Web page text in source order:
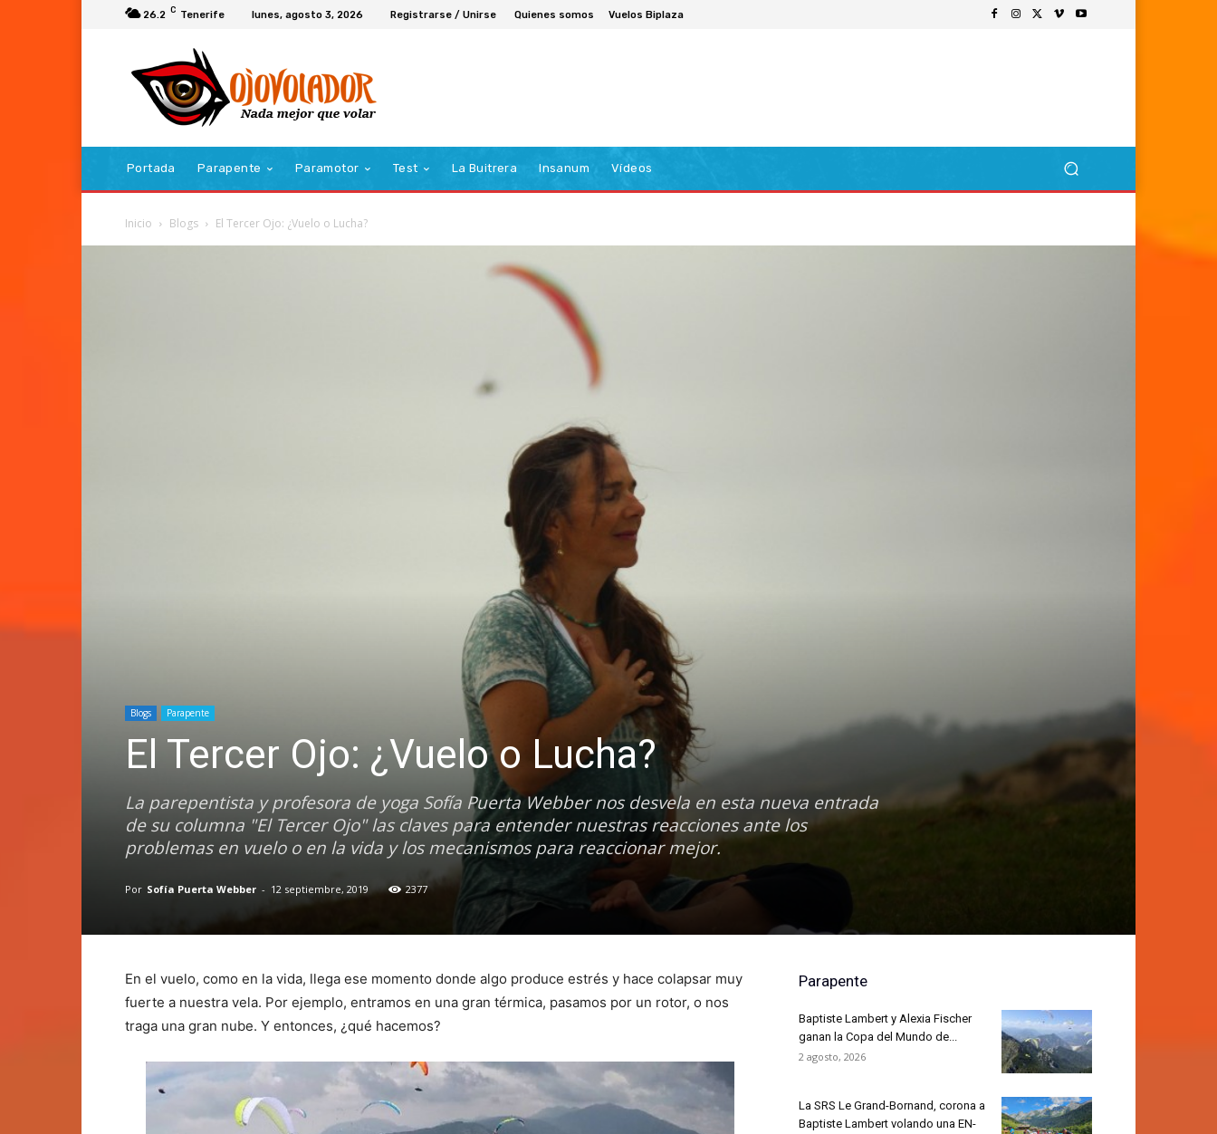
26.2 C Tenerife lunes, agosto 3, 2026 Registrarse / Unirse Quienes somos Vuelos Biplaza
Portada Parapente Paramotor Test La Buitrera Insanum Vídeos
Inicio Blogs El Tercer Ojo: ¿Vuelo o Lucha?
Blogs Parapente
El Tercer Ojo: ¿Vuelo o Lucha?
La parepentista y profesora de yoga Sofía Puerta Webber nos desvela en esta nueva entrada
de su columna "El Tercer Ojo" las claves para entender nuestras reacciones ante los
problemas en vuelo o en la vida y los mecanismos para reaccionar mejor.
Por Sofía Puerta Webber - 12 septiembre, 2019 2377
En el vuelo, como en la vida, llega ese momento donde algo produce estrés y hace colapsar muy
fuerte a nuestra vela. Por ejemplo, entramos en una gran térmica, pasamos por un rotor, o nos
traga una gran nube. Y entonces, ¿qué hacemos?
Parapente
Baptiste Lambert y Alexia Fischer
ganan la Copa del Mundo de...
2 agosto, 2026
La SRS Le Grand-Bornand, corona a
Baptiste Lambert volando una EN-